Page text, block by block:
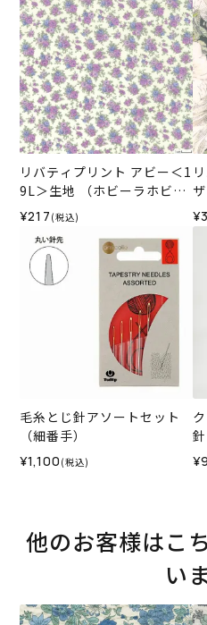
リバティプリント アビー＜1
9L＞生地 （ホビーラホビー
レオリジナル）2024ES
¥217 (税込)
毛糸とじ針アソートセット
（細番手）
¥1,100 (税込)
他のお客様はこ
い